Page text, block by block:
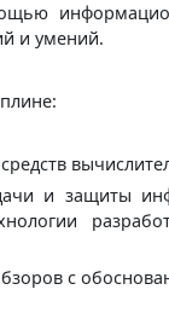
и умений.
и защиты
с